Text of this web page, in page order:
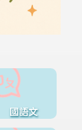
國語文